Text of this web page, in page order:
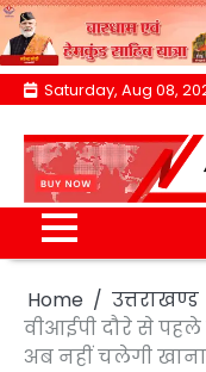
Skip
content
Saturday, Aug 08,
Home
उत्तराखण्ड
वीआईपी दौरे से
अब नहीं चलेगी